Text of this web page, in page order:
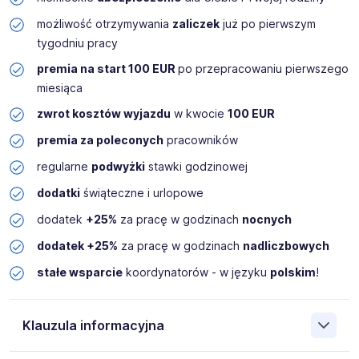
możliwość otrzymywania zaliczekjuż po pierwszym
tygodniu pracy
premia na start 100 EUR po przepracowaniu pierwszego
miesiąca
zwrot kosztów wyjazdu w kwocie 100 EUR
premia za poleconychpracowników
regularne podwyżkistawki godzinowej
dodatkiświąteczne i urlopowe
dodatek +25% za pracę w godzinach nocnych
dodatek +25% za pracę w godzinach nadliczbowych
stałe wsparciekoordynatorów - w języku polskim!
Klauzula informacyjna